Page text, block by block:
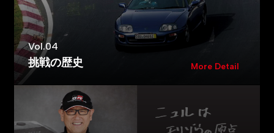
Vol.04
挑戦の歴史 More Detail